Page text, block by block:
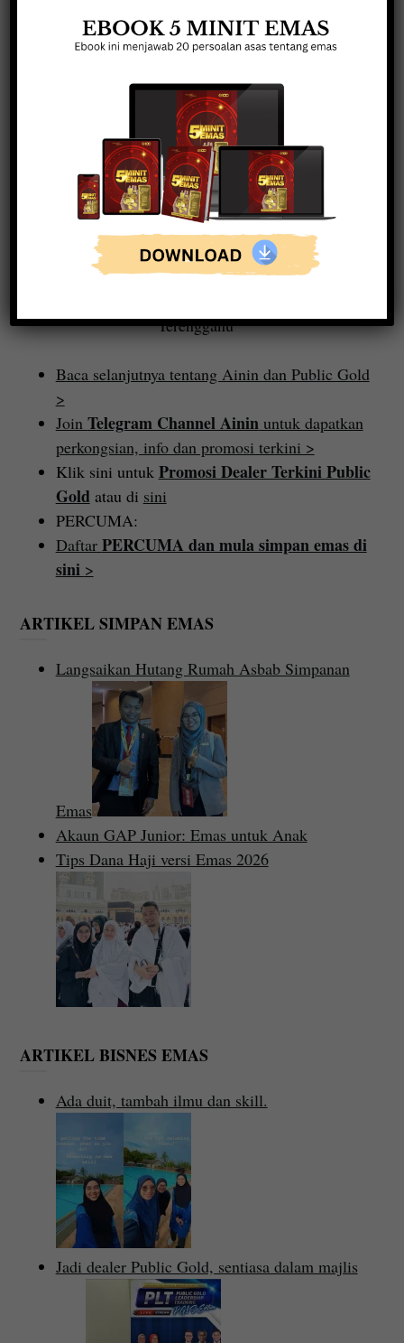
Diberi amanah sebagai
speaker di Seminar Kaya
Terengganu
Baca selanjutnya tentang Ainin dan Public Gold
>
Join Telegram Channel Aininuntuk dapatkan
perkongsian, info dan promosi terkini >
Klik sini untuk Promosi Dealer Terkini Public
Goldatau di sini
PERCUMA:
Daftar PERCUMA dan mula simpan emas di
sini >
ARTIKEL SIMPAN EMAS
Langsaikan Hutang Rumah Asbab Simpanan
Emas
Akaun GAP Junior: Emas untuk Anak
Tips Dana Haji versi Emas 2026
ARTIKEL BISNES EMAS
Ada duit, tambah ilmu dan skill.
Jadi dealer Public Gold, sentiasa dalam majlis